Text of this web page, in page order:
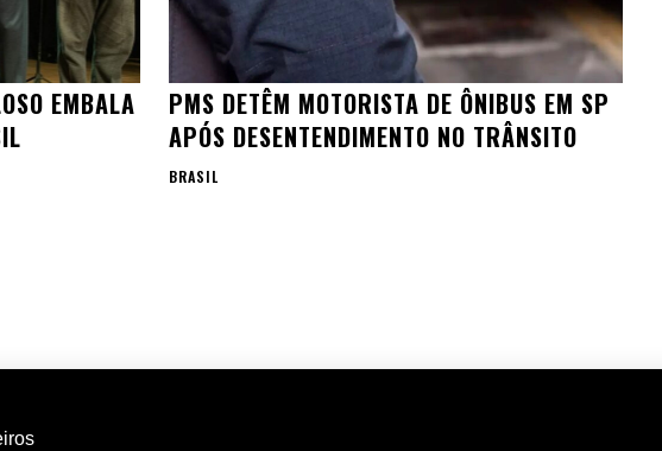
EMBALA
PMS DETÊM MOTORISTA DE ÔNIBUS EM SP
APÓS DESENTENDIMENTO NO TRÂNSITO
BRASIL